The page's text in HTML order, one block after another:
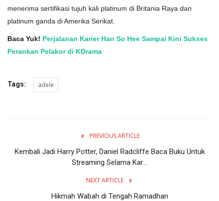
menerima sertifikasi tujuh kali platinum di Britania Raya dan
platinum ganda di Amerika Serikat.
Baca Yuk! Perjalanan Karier Han So Hee Sampai Kini Sukses
Perankan Pelakor di KDrama
Tags: adele
PREVIOUS ARTICLE
Kembali Jadi Harry Potter, Daniel Radcliffe Baca Buku Untuk
Streaming Selama Kar...
NEXT ARTICLE
Hikmah Wabah di Tengah Ramadhan